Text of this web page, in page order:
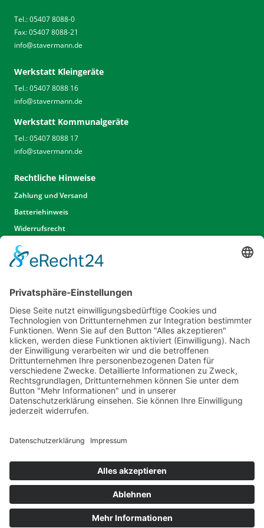
Tel.: 05407 8088-0
Fax: 05407 8088-21
info@stavermann.de
Werkstatt Kleingeräte
Tel.: 05407 8088 16
info@stavermann.de
Werkstatt Kommunalgeräte
Tel.: 05407 8088 17
info@stavermann.de
Rechtliche Hinweise
Zahlung und Versand
Batteriehinweis
Widerrufsrecht
Widerrufsrecht Dienstleistungen
AGB
Unsere Website
Unser Angebot
Service
Standorte
Karriere
Events & Termine
Kontakt
Kommunal- & Profitechnik
Cookie